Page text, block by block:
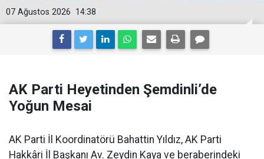
14:38
07 Ağustos 2026
AK Parti Heyetinden Şemdinli’de
Yoğun Mesai
AK Parti İl Koordinatörü Bahattin Yıldız, AK Parti
Hakkâri İl Başkanı Av. Zeydin Kaya ve beraberindeki